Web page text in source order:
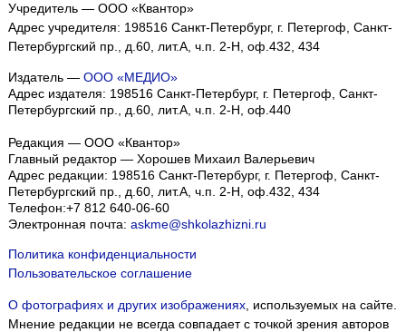
Учредитель — ООО «Квантор»
Адрес учредителя: 198516 Санкт-Петербург, г. Петергоф, Санкт-
Петербургский пр., д.60, лит.А, ч.п. 2-Н, оф.432, 434
Издатель — ООО «МЕДИО»
Адрес издателя: 198516 Санкт-Петербург, г. Петергоф, Санкт-
Петербургский пр., д.60, лит.А, ч.п. 2-Н, оф.440
Редакция — ООО «Квантор»
Главный редактор — Хорошев Михаил Валерьевич
Адрес редакции: 198516 Санкт-Петербург, г. Петергоф, Санкт-
Петербургский пр., д.60, лит.А, ч.п. 2-Н, оф.432, 434
Телефон:+7 812 640-06-60
Электронная почта: askme@shkolazhizni.ru
Политика конфиденциальности
Пользовательское соглашение
О фотографиях и других изображениях, используемых на сайте.
Мнение редакции не всегда совпадает с точкой зрения авторов